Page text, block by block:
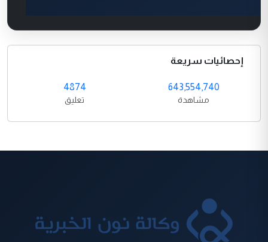
إحصائيات سريعة
643,554,740
مشاهدة
4874
تعليق